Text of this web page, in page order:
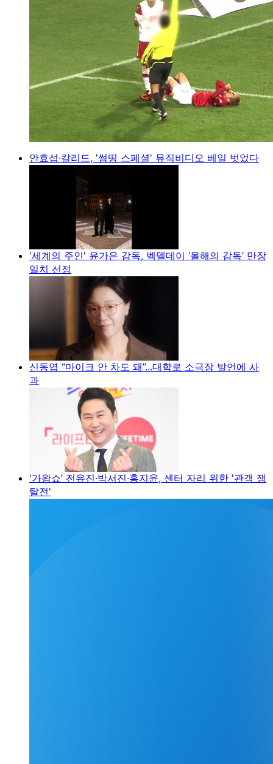
안효섭·칼리드, '썸띵 스페셜' 뮤직비디오 베일 벗었다
'세계의 주인' 윤가은 감독, 벡델데이 ‘올해의 감독’ 만장
일치 선정
신동엽 “마이크 안 차도 돼”...대학로 소극장 발언에 사
과
'가왕쇼’ 전유진·박서진·홍지윤, 센터 자리 위한 '관객 쟁
탈전'